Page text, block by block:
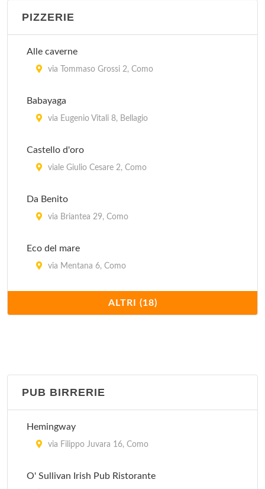
via Varesina 115, Como
PIZZERIE
Alle caverne
via Tommaso Grossi 2, Como
Babayaga
via Eugenio Vitali 8, Bellagio
Castello d'oro
viale Giulio Cesare 2, Como
Da Benito
via Briantea 29, Como
Eco del mare
via Mentana 6, Como
via Gerolamo Borsieri 25, Como
Fontana d'oro
Giomar
ALTRI (18)
PUB BIRRERIE
Hemingway
via Filippo Juvara 16, Como
O' Sullivan Irish Pub Ristorante